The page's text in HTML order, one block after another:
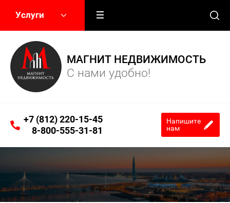
Услуги
МАГНИТ НЕДВИЖИМОСТЬ
С нами удобно!
+7 (812) 220-15-45
8-800-555-31-81
Напишите
нам